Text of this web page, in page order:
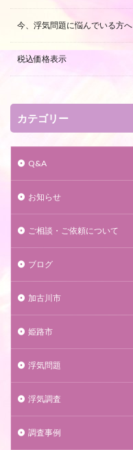
今、浮気問題に悩んでいる方へ
税込価格表示
カテゴリー
Q&A
お知らせ
ご相談・ご依頼について
ブログ
加古川市
姫路市
浮気問題
浮気調査
調査事例